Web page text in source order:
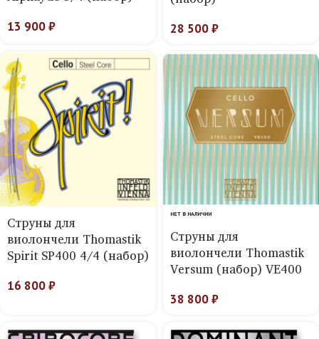
13 900₽ 28 500₽
Струны для
виолончели Thomastik
Spirit SP400 4/4 (набор)
16 800₽
НЕТ В НАЛИЧИИ
Струны для
виолончели Thomastik
Versum (набор) VE400
38 800₽